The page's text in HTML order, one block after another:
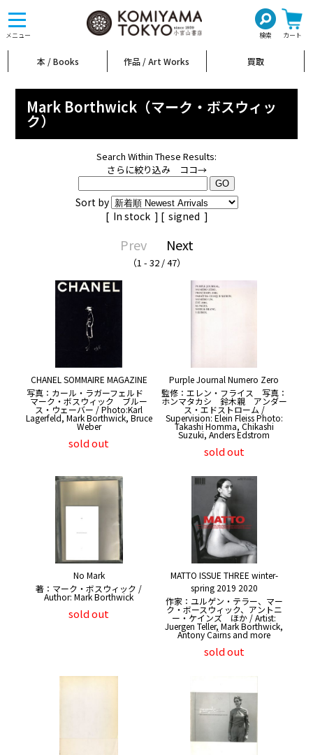
メニュー 検索 カート
toggle
navigation
本 / Books 作品 / Art Works 買取
Mark Borthwick（マーク・ボスウィッ
ク）
Search Within These Results:
さらに絞り込み ココ→
Sort by
[ In stock ] [ signed ]
Prev Next
（1 - 32 / 47）
CHANEL SOMMAIRE MAGAZINE
写真：カール・ラガーフェルド
マーク・ボスウィック ブルー
ス・ウェーバー / Photo:Karl
Lagerfeld, Mark Borthwick, Bruce
Weber
sold out
Purple Journal Numero Zero
監修：エレン・フライス 写真：
ホンマタカシ 鈴木親 アンダー
ス・エドストローム /
Supervision: Elein Fleiss Photo:
Takashi Homma, Chikashi
Suzuki, Anders Edstrom
sold out
No Mark
著：マーク・ボスウィック /
Author: Mark Borthwick
sold out
MATTO ISSUE THREE winter-
spring 2019 2020
作家：ユルゲン・テラー、マー
ク・ボースウィック、アントニ
ー・ケインズ ほか / Artist:
Juergen Teller, Mark Borthwick,
Antony Cairns and more
sold out